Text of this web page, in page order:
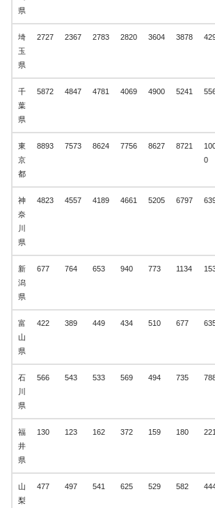
県
埼
玉
県
2727 2367 2783 2820 3604 3878
千
葉
県
5872 4847 4781 4069 4900 5241
東
京
都
8893 7573 8624 7756 8627 8721
0
神
奈
川
県
4823 4557 4189 4661 5205 6797
新
潟
県
677 764 653 940 773 1134
富
山
県
422 389 449 434 510 677
石
川
県
566 543 533 569 494 735
福
井
県
130 123 162 372 159 180 221
山
梨
477 497 541 625 529 582